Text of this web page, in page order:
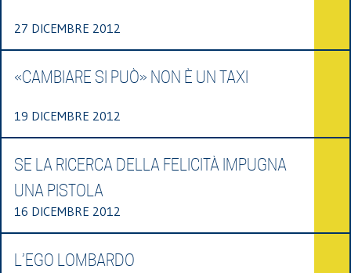
27 DICEMBRE 2012
«CAMBIARE SI PUÒ» NON È UN TAXI
19 DICEMBRE 2012
SE LA RICERCA DELLA FELICITÀ IMPUGNA
UNA PISTOLA
16 DICEMBRE 2012
L’EGO LOMBARDO